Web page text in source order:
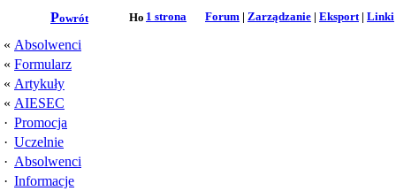
Powrót 1 strona Forum | Zarządzanie | Eksport| Linki
« Absolwenci
« Formularz
« Artykuły
« AIESEC
· Promocja
· Uczelnie
· Absolwenci
· Informacje